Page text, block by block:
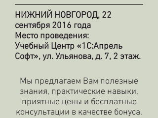
НИЖНИЙ НОВГОРОД, 22
сентября 2016 года
Место проведения:
Учебный Центр «1С:Апрель
Софт», ул. Ульянова, д. 7, 2 этаж.
Мы предлагаем Вам полезные
знания, практические навыки,
приятные цены и бесплатные
консультации в качестве бонуса.